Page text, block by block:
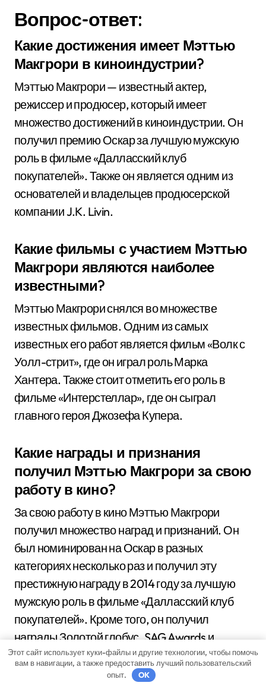
Вопрос-ответ:
Какие достижения имеет Мэттью
Макгрори в киноиндустрии?
Мэттью Макгрори — известный актер,
режиссер и продюсер, который имеет
множество достижений в киноиндустрии. Он
получил премию Оскар за лучшую мужскую
роль в фильме «Далласский клуб
покупателей». Также он является одним из
основателей и владельцев продюсерской
компании J.K. Livin.
Какие фильмы с участием Мэттью
Макгрори являются наиболее
известными?
Мэттью Макгрори снялся во множестве
известных фильмов. Одним из самых
известных его работ является фильм «Волк с
Уолл-стрит», где он играл роль Марка
Хантера. Также стоит отметить его роль в
фильме «Интерстеллар», где он сыграл
главного героя Джозефа Купера.
Какие награды и признания
получил Мэттью Макгрори за свою
работу в кино?
За свою работу в кино Мэттью Макгрори
получил множество наград и признаний. Он
был номинирован на Оскар в разных
категориях несколько раз и получил эту
престижную награду в 2014 году за лучшую
мужскую роль в фильме «Далласский клуб
покупателей». Кроме того, он получил
награды Золотой глобус, SAG Awards и
другие.
Этот сайт использует куки-файлы и другие технологии, чтобы помочь
вам в навигации, а также предоставить лучший пользовательский
опыт.
OK